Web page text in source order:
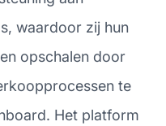
waardoor zij hun
opschalen door
te
Het platform